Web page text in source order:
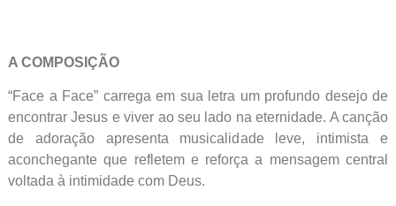
A COMPOSIÇÃO
“Face a Face” carrega em sua letra um profundo desejo de
encontrar Jesus e viver ao seu lado na eternidade. A canção
de adoração apresenta musicalidade leve, intimista e
aconchegante que refletem e reforça a mensagem central
voltada à intimidade com Deus.